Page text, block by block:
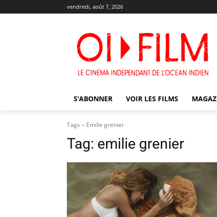
vendredi, août 7, 2026
S’ABONNER VOIR LES FILMS
Tags Emilie grenier
Tag: emilie grenier